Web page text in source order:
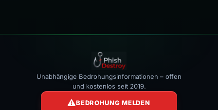
Unabhängige Bedrohungsinformationen – offen
und kostenlos seit 2019.
BEDROHUNG MELDEN